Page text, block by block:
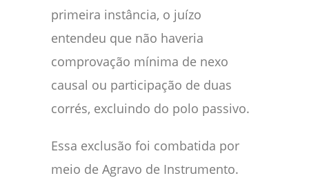
primeira instância, o juízo
entendeu que não haveria
comprovação mínima de nexo
causal ou participação de duas
corrés, excluindo do polo passivo.
Essa exclusão foi combatida por
meio de Agravo de Instrumento.